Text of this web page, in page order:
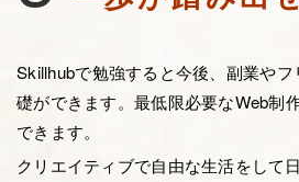
Skillhubで勉強すると今後、副業や
礎ができます。最低限必要なWeb制
できます。
クリエイティブで自由な生活をして